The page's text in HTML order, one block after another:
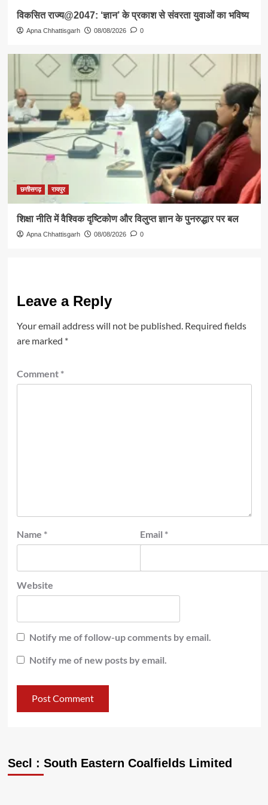
विकसित राज्य@2047: ‘ज्ञान’ के प्रकाश से संवरता युवाओं का भविष्य
Apna Chhattisgarh 08/08/2026 0
छत्तीसगढ़ रायपुर
शिक्षा नीति में वैश्विक दृष्टिकोण और विलुप्त ज्ञान के पुनरुद्धार पर बल
Apna Chhattisgarh 08/08/2026 0
Leave a Reply
Your email address will not be published. Required fields
are marked *
Comment *
Name * Email *
Website
Notify me of follow-up comments by email.
Notify me of new posts by email.
Secl : South Eastern Coalfields Limited